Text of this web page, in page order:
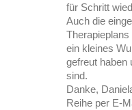
für Schritt
Auch die
ein kleines
gefreut haben
sind.
Danke,
Reihe per E-